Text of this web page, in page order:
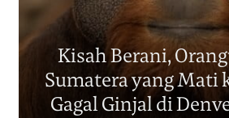
Populasi
Sumatera
Individu dalam Satu
Junaidi Hanafiah 14 Jul
Kisah Berani,
Sumatera yang Mati
Gagal Ginjal di